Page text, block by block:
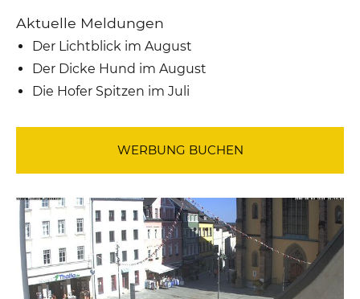
Aktuelle Meldungen
Der Lichtblick im August
Der Dicke Hund im August
Die Hofer Spitzen im Juli
WERBUNG BUCHEN